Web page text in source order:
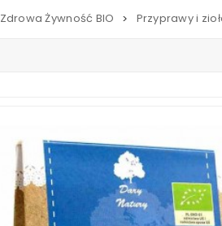
Zdrowa Żywność BIO > Przyprawy i